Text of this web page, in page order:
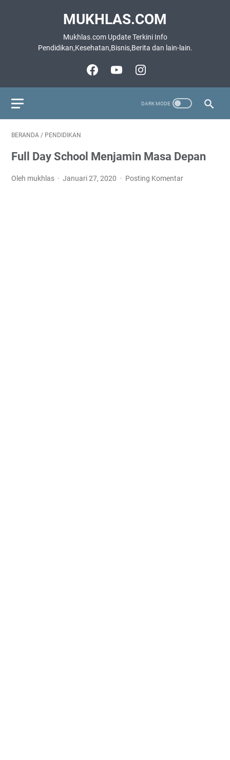
MUKHLAS.COM
Mukhlas.com Update Terkini Info
Pendidikan,Kesehatan,Bisnis,Berita dan lain-lain.
BERANDA / PENDIDIKAN
Full Day School Menjamin Masa Depan
Oleh mukhlas Januari 27, 2020 Posting Komentar